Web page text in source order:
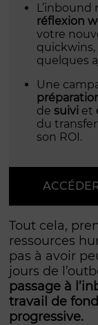
L’inbound
réflexion
votre
quickwins,
quelques
Une
de suiviet
du
son ROI.
Tout cela,
ressources
pas à avoir
jours de
passage à
travail de
progressive.